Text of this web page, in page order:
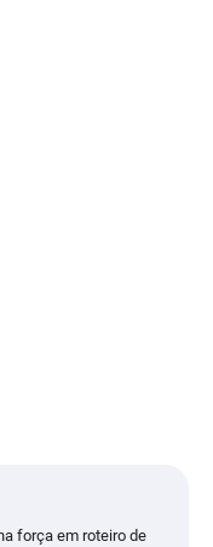
força em roteiro de